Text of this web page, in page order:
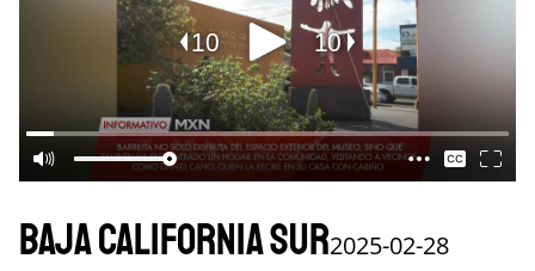
Baja California Sur2025-02-28